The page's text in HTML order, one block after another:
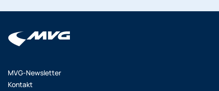
MVG-Newsletter
Kontakt